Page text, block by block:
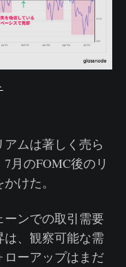
ムは著しく売ら
月のFOMC後のリ
けた。
ンでの取引需要
、観察可能な需
ーアップはまだ